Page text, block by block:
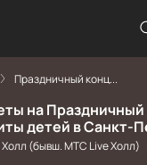
Праздничный конц...
на
детей в Санкт-
Холл (бывш. МТС Live Холл)